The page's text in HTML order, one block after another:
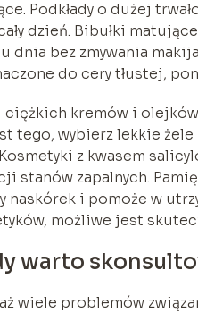
Podkłady o dużej
dzień. Bibułki
dnia bez zmywania
do cery tłustej,
ciężkich kremów i
tego, wybierz lekkie
z kwasem
stanów zapalnych.
naskórek i pomoże w
możliwe jest
warto
wiele problemów